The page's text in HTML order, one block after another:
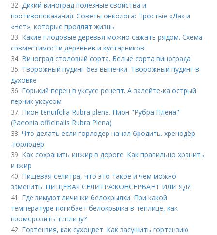
32.Дикий виноград полезные свойства и
противопоказания. Советы онколога: Простые «Да» и
«Нет», которые продлят жизнь
33. Какие плодовые деревья можно сажать рядом. Схема
совместимости деревьев и кустарников
34. Виноград столовый сорта. Белые сорта винограда
35. Творожный пудинг без выпечки. Творожный пудинг в
духовке
36. Горький перец в уксусе рецепт. А залейте-ка острый
перчик уксусом
37. Пион tenuifolia Rubra plena. Пион "Рубра Плена"
(Paeonia officinalis Rubra Plena)
38.Что делать если горлодер начал бродить. хренодёр
-горлодёр
39. Как сохранить инжир в дороге. Как правильно хранить
инжир
40. Пищевая селитра, что это такое и чем можно
заменить. ПИЩЕВАЯ СЕЛИТРА:КОНСЕРВАНТ ИЛИ ЯД?.
41. Где зимуют личинки белокрылки. При какой
температуре погибает белокрылка в теплице, как
проморозить теплицу?
42. Гортензия, как сухоцвет. Как засушить гортензию